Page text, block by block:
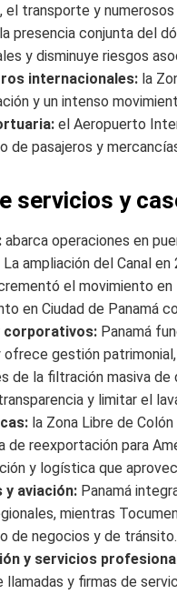
el transporte y
la presencia conjunta del
y disminuye riesgos
internacionales: la
y un intenso
el Aeropuerto
de pasajeros y
servicios y
abarca operaciones en
ampliación del Canal
el movimiento
en Ciudad de Panamá
corporativos: Panamá
gestión
de la filtración masiva
y limitar el
la Zona Libre de
reexportación para
y logística que
y aviación: Panamá
mientras
de negocios y de tránsito.
y servicios
y firmas de